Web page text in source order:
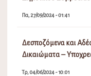
Πα, 27/09/2024 - 01:41
Δεσποζόμενα και
Δικαιώματα –
Τρ, 04/06/2024 - 10:01